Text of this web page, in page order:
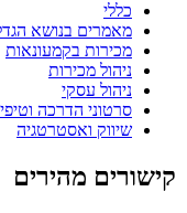
כללי
מאמרים בנושא
מכירות בקמעונאות
ניהול מכירות
ניהול עסקי
סרטוני הדרכה
שיווק ואסטרטגיה
קישורים מהירים